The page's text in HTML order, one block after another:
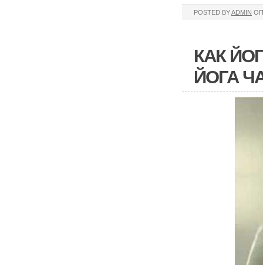
POSTED BYADMIN
КАК
ЙОГА